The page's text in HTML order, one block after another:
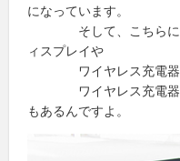
になっています。
そして、こちらには
ィスプレイや
ワイヤレス充電器も
ワイヤレス充電器だ
もあるんですよ。